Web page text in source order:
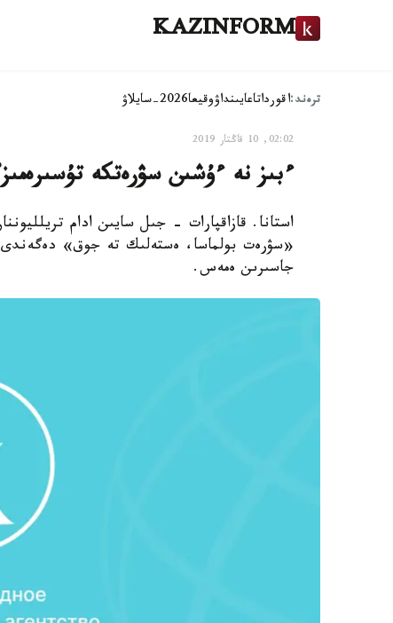
KAZINFORM
ترەند:اقورداتاعايىنداۋوقيعا2026-سايلاۋ
02:02, 10 قاڭتار 2019
ءبىز نە ءۇشىن سۋرەتكە
استانا. قازاقپارات - جىل سايىن ادام
«سۋرەت بولماسا، ەستەلىك تە جوق» دەگەندى
جاسىرىن ەمەس.